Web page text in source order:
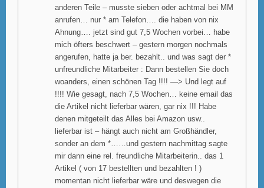
anderen Teile – musste sieben oder achtmal bei MM
anrufen… nur * am Telefon…. die haben von nix
Ahnung…. jetzt sind gut 7,5 Wochen vorbei… habe
mich öfters beschwert – gestern morgen nochmals
angerufen, hatte ja ber. bezahlt.. und was sagt der *
unfreundliche Mitarbeiter : Dann bestellen Sie doch
woanders, einen schönen Tag !!!! —> Und legt auf
!!!! Wie gesagt, nach 7,5 Wochen… keine email das
die Artikel nicht lieferbar wären, gar nix !!! Habe
denen mitgeteilt das Alles bei Amazon usw..
lieferbar ist – hängt auch nicht am Großhändler,
sonder an dem *……und gestern nachmittag sagte
mir dann eine rel. freundliche Mitarbeiterin.. das 1
Artikel ( von 17 bestellten und bezahlten ! )
momentan nicht lieferbar wäre und deswegen die